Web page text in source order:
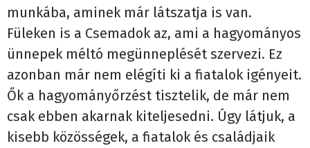
munkába, aminek már látszatja is van.
Füleken is a Csemadok az, ami a hagyományos
ünnepek méltó megünneplését szervezi. Ez
azonban már nem elégíti ki a fiatalok igényeit.
Ők a hagyományőrzést tisztelik, de már nem
csak ebben akarnak kiteljesedni. Úgy látjuk, a
kisebb közösségek, a fiatalok és családjaik